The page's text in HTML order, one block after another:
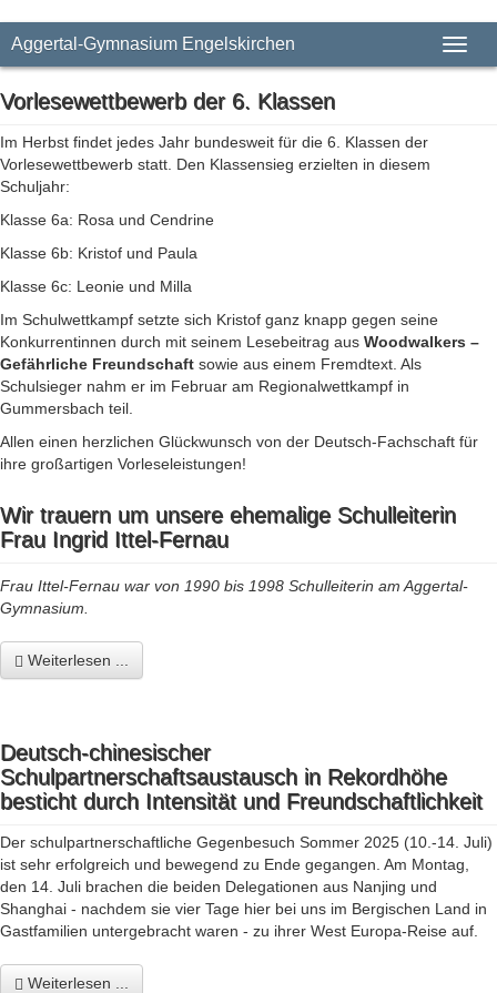
Aggertal-Gymnasium Engelskirchen
Vorlesewettbewerb der 6. Klassen
Im Herbst findet jedes Jahr bundesweit für die 6. Klassen der
Vorlesewettbewerb statt. Den Klassensieg erzielten in diesem
Schuljahr:
Klasse 6a: Rosa und Cendrine
Klasse 6b: Kristof und Paula
Klasse 6c: Leonie und Milla
Im Schulwettkampf setzte sich Kristof ganz knapp gegen seine
Konkurrentinnen durch mit seinem Lesebeitrag aus Woodwalkers –
Gefährliche Freundschaft sowie aus einem Fremdtext. Als
Schulsieger nahm er im Februar am Regionalwettkampf in
Gummersbach teil.
Allen einen herzlichen Glückwunsch von der Deutsch-Fachschaft für
ihre großartigen Vorleseleistungen!
Wir trauern um unsere ehemalige Schulleiterin
Frau Ingrid Ittel-Fernau
Frau Ittel-Fernau war von 1990 bis 1998 Schulleiterin am Aggertal-
Gymnasium.
Weiterlesen ...
Deutsch-chinesischer
Schulpartnerschaftsaustausch in Rekordhöhe
besticht durch Intensität und Freundschaftlichkeit
Der schulpartnerschaftliche Gegenbesuch Sommer 2025 (10.-14. Juli)
ist sehr erfolgreich und bewegend zu Ende gegangen. Am Montag,
den 14. Juli brachen die beiden Delegationen aus Nanjing und
Shanghai - nachdem sie vier Tage hier bei uns im Bergischen Land in
Gastfamilien untergebracht waren - zu ihrer West Europa-Reise auf.
Weiterlesen ...